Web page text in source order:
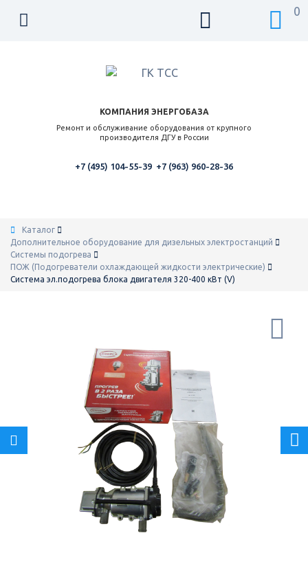
КОМПАНИЯ ЭНЕРГОБАЗА
Ремонт и обслуживание оборудования от крупного
производителя ДГУ в России
0
+7 (495) 104-55-39 +7 (963) 960-28-36
Каталог
Дополнительное оборудование для дизельных электростанций
Системы подогрева
ПОЖ (Подогреватели охлаждающей жидкости электрические)
Система эл.подогрева блока двигателя 320-400 кВт (V)